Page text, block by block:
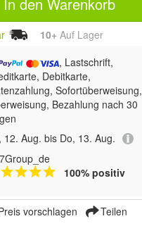
10+ Auf Lager
, Lastschrift,
Debitkarte,
Sofortüberweisung,
Bezahlung nach 30
12. Aug. bis Do, 13. Aug.
100% positiv
vorschlagen Teilen